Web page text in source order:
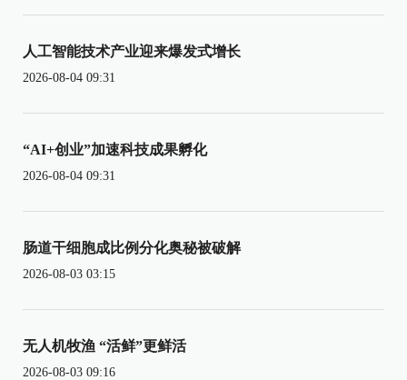
人工智能技术产业迎来爆发式增长
2026-08-04 09:31
“AI+创业”加速科技成果孵化
2026-08-04 09:31
肠道干细胞成比例分化奥秘被破解
2026-08-03 03:15
无人机牧渔 “活鲜”更鲜活
2026-08-03 09:16